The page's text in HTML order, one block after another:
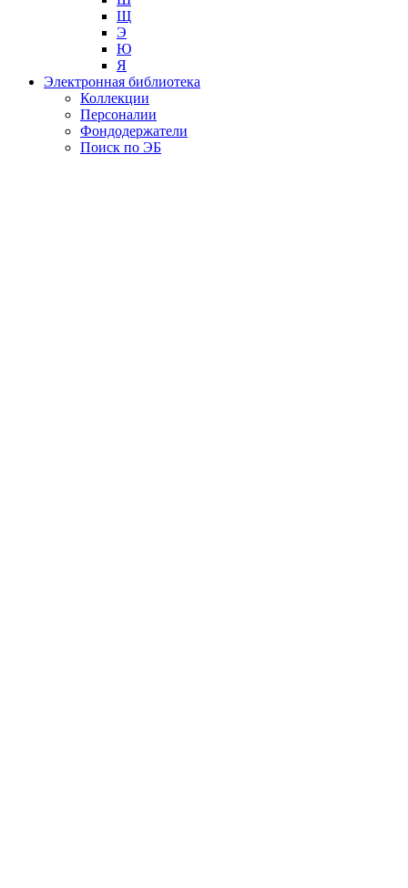
Щ
Э
Ю
Я
Электронная библиотека
Коллекции
Персоналии
Фондодержатели
Поиск по ЭБ